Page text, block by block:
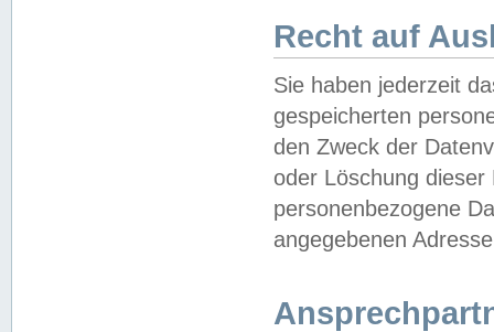
Recht auf
Sie haben jederzeit
gespeicherten
den Zweck der
oder Löschung
personenbezogene
angegebenen